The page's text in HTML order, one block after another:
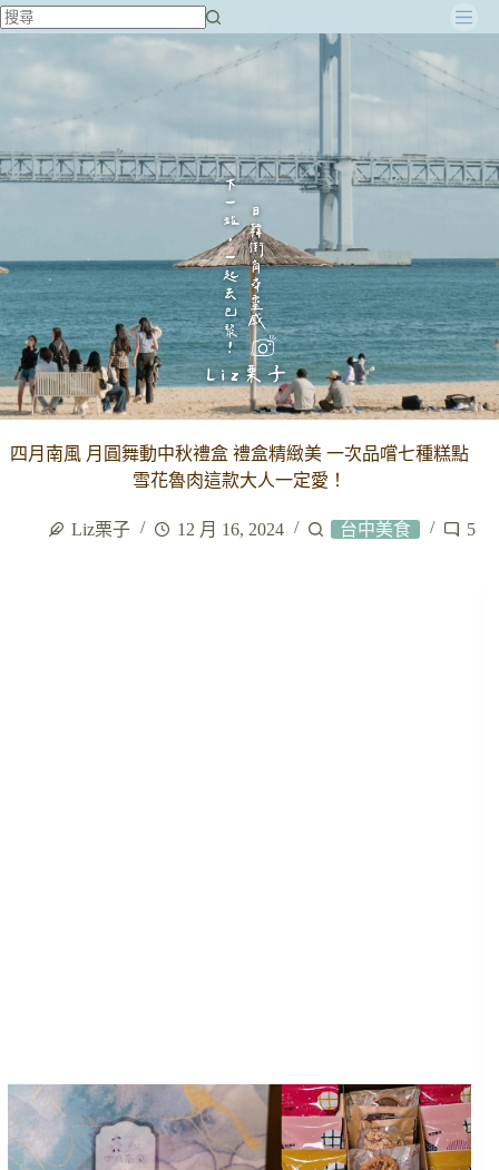
跳
容
四月南風 月圓舞動中秋禮盒 禮盒精緻美 一次品嚐七種糕點
雪花魯肉這款大人一定愛！
Liz栗子 12 月 16, 2024 台中美食 5